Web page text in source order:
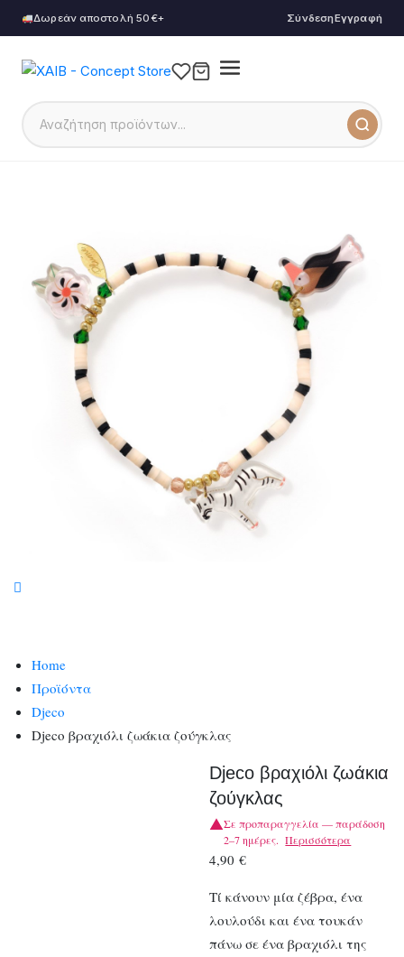
Δωρεάν αποστολή 50€+ ΣύνδεσηΕγγραφή
Home
Προϊόντα
Djeco
Djeco βραχιόλι ζωάκια ζούγκλας
Djeco βραχιόλι ζωάκια
ζούγκλας
Σε προπαραγγελία — παράδοση
2–7 ημέρες. Περισσότερα
4,90€
Τί κάνουν μία ζέβρα, ένα
λουλούδι και ένα τουκάν
πάνω σε ένα βραχιόλι της